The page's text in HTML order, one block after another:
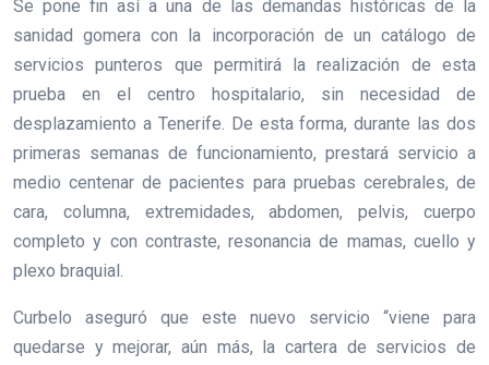
Se pone fin así a una de las demandas históricas de la
sanidad gomera con la incorporación de un catálogo de
servicios punteros que permitirá la realización de esta
prueba en el centro hospitalario, sin necesidad de
desplazamiento a Tenerife. De esta forma, durante las dos
primeras semanas de funcionamiento, prestará servicio a
medio centenar de pacientes para pruebas cerebrales, de
cara, columna, extremidades, abdomen, pelvis, cuerpo
completo y con contraste, resonancia de mamas, cuello y
plexo braquial.
Curbelo aseguró que este nuevo servicio “viene para
quedarse y mejorar, aún más, la cartera de servicios de